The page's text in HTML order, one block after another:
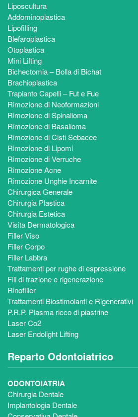
Liposcultura
Addominoplastica
Lipofilling
Blefaroplastica
Otoplastica
Mini Lifting
Bichectomia – Bolla di Bichat
Brachioplastica
Trapianto Capelli – Fut e Fue
Rimozione di Neoformazioni
Rimozione di Spinalioma
Rimozione di Basalioma
Rimozione di Cisti Sebacee
Rimozione di Lipomi
Rimozione di Verruche
Rimozione Acne
Rimozione Unghie Incarnite
Chirurgica Generale
Chirurgia Plastica
Chirurgia Estetica
Visita Dermatologica
Filler Viso
Filler Corpo
Filler Labbra
Trattamenti per rughe di espressione
Fili di trazione e rigenerazione
Rinofiller
Trattamenti Biostimolanti e Rigenerativi
P.R.P. Plasma ricco di piastrine
Laser Co2
Laser Endolight Lifting
Reparto Odontoiatrico
ODONTOIATRIA
Chirurgia Dentale
Implantologia Dentale